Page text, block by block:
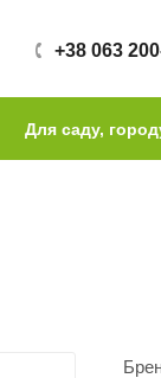
+38 063
Для саду,